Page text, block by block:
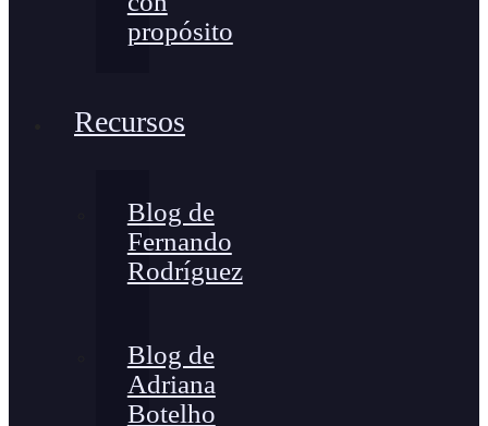
propósito
Recursos
Blog de
Fernando
Rodríguez
Blog de
Adriana
Botelho